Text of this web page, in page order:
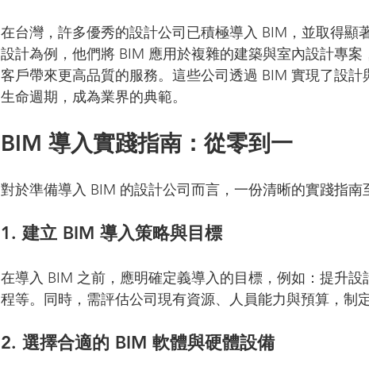
在台灣，許多優秀的設計公司已積極導入 BIM，並取得顯
設計為例，他們將 BIM 應用於複雜的建築與室內設計專
客戶帶來更高品質的服務。這些公司透過 BIM 實現了設
生命週期，成為業界的典範。
BIM 導入實踐指南：從零到一
對於準備導入 BIM 的設計公司而言，一份清晰的實踐指南
1. 建立 BIM 導入策略與目標
在導入 BIM 之前，應明確定義導入的目標，例如：提升
程等。同時，需評估公司現有資源、人員能力與預算，制
2. 選擇合適的 BIM 軟體與硬體設備